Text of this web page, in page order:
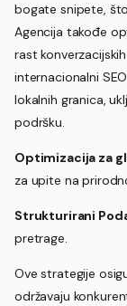
bogate snipete,
Agencija takođe
rast
internacionalni
lokalnih granica,
podršku.
Optimizacija za
za upite na
Strukturirani
pretrage.
Ove strategije
održavaju